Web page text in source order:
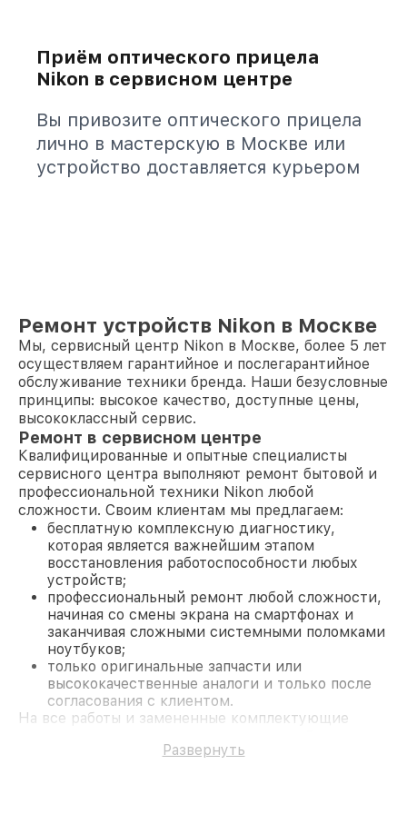
Приём оптического прицела
Nikon в сервисном центре
Вы привозите оптического прицела
лично в мастерскую в Москве или
устройство доставляется курьером
Ремонт устройств Nikon в Москве
Мы, сервисный центр Nikon в Москве, более 5 лет
осуществляем гарантийное и послегарантийное
обслуживание техники бренда. Наши безусловные
принципы: высокое качество, доступные цены,
высококлассный сервис.
Ремонт в сервисном центре
Квалифицированные и опытные специалисты
сервисного центра выполняют ремонт бытовой и
профессиональной техники Nikon любой
сложности. Своим клиентам мы предлагаем:
бесплатную комплексную диагностику,
которая является важнейшим этапом
восстановления работоспособности любых
устройств;
профессиональный ремонт любой сложности,
начиная со смены экрана на смартфонах и
заканчивая сложными системными поломками
ноутбуков;
только оригинальные запчасти или
высококачественные аналоги и только после
согласования с клиентом.
На все работы и замененные комплектующие
поломки по условиям гарантии, мы бесплатно
Развернуть